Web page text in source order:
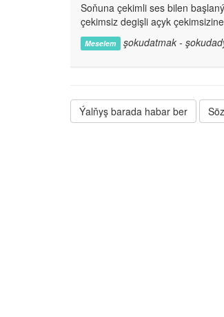
Soňuna çekimli ses bilen
çekimsiz degişli açyk
Meselem şokudatmak -
Ýalňyş barada habar ber